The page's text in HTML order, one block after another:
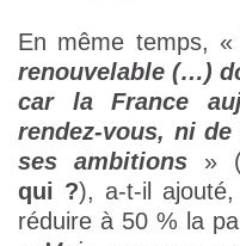
En même temps,
renouvelable (…)
car la France
rendez-vous, ni
ses ambitions »
qui ?), a-t-il
réduire à 50 % la